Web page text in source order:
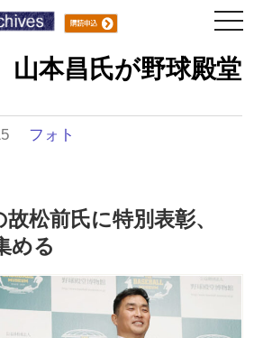
山本昌氏が野球殿堂
フォト
松前氏に特別表彰、
める